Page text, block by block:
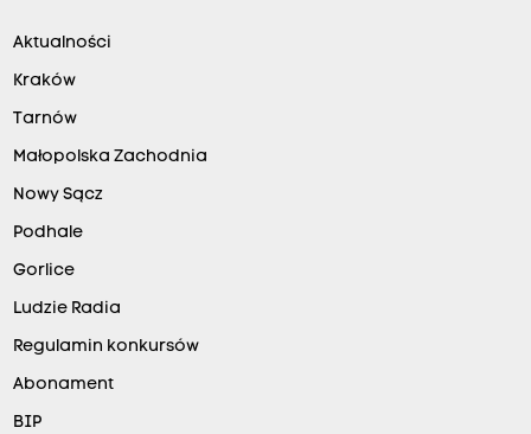
Aktualności
Kraków
Tarnów
Małopolska Zachodnia
Nowy Sącz
Podhale
Gorlice
Ludzie Radia
Regulamin konkursów
Abonament
BIP